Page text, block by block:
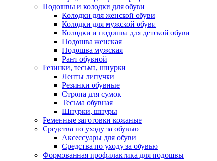
Подошвы и колодки для обуви
Колодки для женской обуви
Колодки для мужской обуви
Колодки и подошва для детской обуви
Подошва женская
Подошва мужская
Рант обувной
Резинки, тесьма, шнурки
Ленты липучки
Резинки обувные
Стропа для сумок
Тесьма обувная
Шнурки, шнуры
Ременные заготовки кожаные
Средства по уходу за обувью
Аксессуары для обуви
Средства по уходу за обувью
Формованная профилактика для подошвы